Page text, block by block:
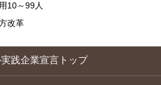
10～99人
改革
践企業宣言トップ